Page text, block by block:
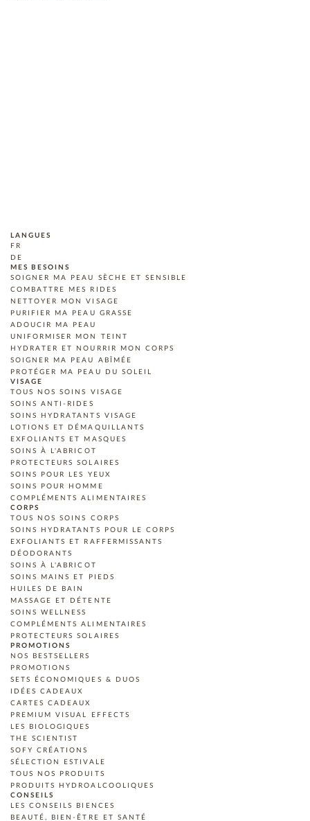
LANGUES
FR
DE
MES BESOINS
SOIGNER MA PEAU SÈCHE ET SENSIBLE
COMBATTRE MES RIDES
NETTOYER MON VISAGE
PURIFIER MA PEAU GRASSE
ADOUCIR MA PEAU
UNIFORMISER MON TEINT
HYDRATER ET NOURRIR MON CORPS
SOIGNER MA PEAU ABÎMÉE
PROTÉGER MA PEAU DU SOLEIL
VISAGE
TOUS NOS SOINS VISAGE
SOINS ANTI-RIDES
SOINS HYDRATANTS VISAGE
LOTIONS ET DÉMAQUILLANTS
EXFOLIANTS ET MASQUES
SOINS À L'ABRICOT
PROTECTEURS SOLAIRES
SOINS POUR LES YEUX
SOINS POUR HOMME
COMPLÉMENTS ALIMENTAIRES
CORPS
TOUS NOS SOINS CORPS
SOINS HYDRATANTS POUR LE CORPS
EXFOLIANTS ET RAFFERMISSANTS
DÉODORANTS
SOINS À L'ABRICOT
SOINS MAINS ET PIEDS
HUILES DE BAIN
MASSAGE ET DÉTENTE
SOINS WELLNESS
COMPLÉMENTS ALIMENTAIRES
PROTECTEURS SOLAIRES
PROMOTIONS
NOS BESTSELLERS
PROMOTIONS
SETS ÉCONOMIQUES & DUOS
IDÉES CADEAUX
CARTES CADEAUX
PREMIUM VISUAL EFFECTS
LES BIOLOGIQUES
THE SCIENTIST
SOFY CRÉATIONS
SÉLECTION ESTIVALE
TOUS NOS PRODUITS
PRODUITS HYDROALCOOLIQUES
CONSEILS
LES CONSEILS BIENCES
BEAUTÉ, BIEN-ÊTRE ET SANTÉ